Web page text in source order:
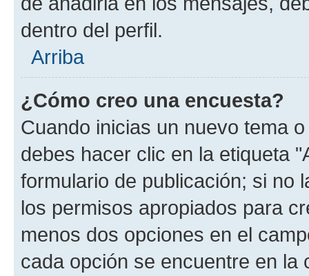
dentro del perfil.
Arriba
¿Cómo creo una encuesta?
Cuando inicias un nuevo tema
debes hacer clic en la etiqueta
formulario de publicación; si no
los permisos apropiados para
menos dos opciones en el
cada opción se encuentre en